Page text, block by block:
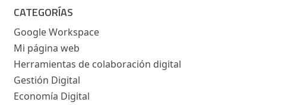
CATEGORÍAS
Google Workspace
Mi página web
Herramientas de colaboración digital
Gestión Digital
Economía Digital